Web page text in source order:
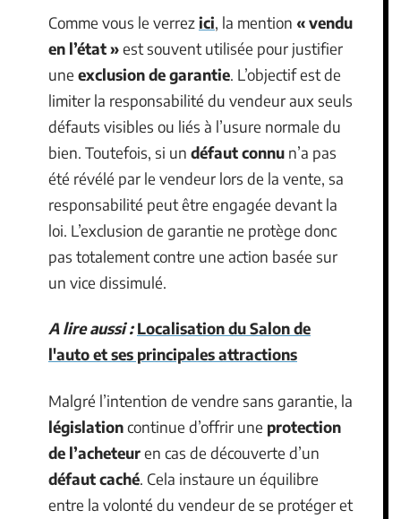
Comme vous le verrezici, la mention « vendu
en l’état »est souvent utilisée pour justifier
une exclusion de garantie. L’objectif est de
limiter la responsabilité du vendeur aux seuls
défauts visibles ou liés à l’usure normale du
bien. Toutefois, si un défaut connu n’a pas
été révélé par le vendeur lors de la vente, sa
responsabilité peut être engagée devant la
loi. L’exclusion de garantie ne protège donc
pas totalement contre une action basée sur
un vice dissimulé.
A lire aussi : Localisation du Salon de
l'auto et ses principales attractions
Malgré l’intention de vendre sans garantie, la
législationcontinue d’offrir une protection
de l’acheteuren cas de découverte d’un
défaut caché. Cela instaure un équilibre
entre la volonté du vendeur de se protéger et